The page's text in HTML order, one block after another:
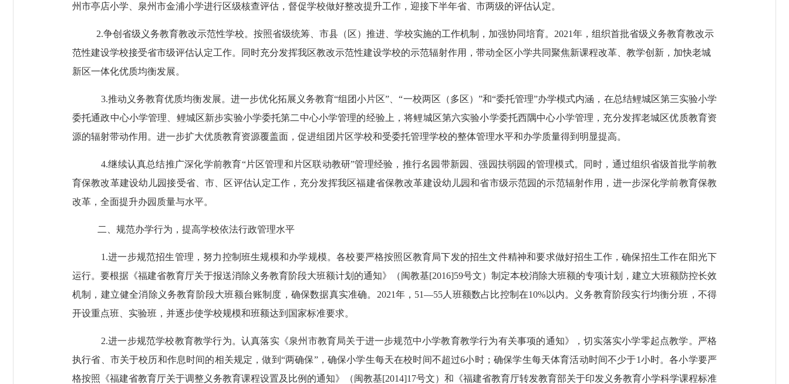
州市亭店小学、泉州市金浦小学进行区级核查评估，督促学校做好整改提升工作，迎接下半年省、市两级的评估认定。
2.争创省级义务教育教改示范性学校。按照省级统筹、市县（区）推进、学校实施的工作机制，加强协同培育。 2021年，组织首批省级义务教育教改示
范性建设学校接受省市级评估认定工作。同时充分发挥我区教改示范性建设学校的示范辐射作用，带动全区小学共同聚焦新课程改革、教学创新，加快老城
新区一体化优质均衡发展。
3.推动义务教育优质均衡发展。进一步优化拓展义务教育“组团小片区”、“一校两区（多区）”和“委托管理”办学模式内涵，在总结鲤城区第三实验小学
委托通政中心小学管理、鲤城区新步实验小学委托第二中心小学管理的经验上，将鲤城区第六实验小学委托西隅中心小学管理，充分发挥老城区优质教育资
源的辐射带动作用。进一步扩大优质教育资源覆盖面，促进组团片区学校和受委托管理学校的整体管理水平和办学质量得到明显提高。
4.继续认真总结推广深化学前教育“片区管理和片区联动教研”管理经验，推行名园带新园、强园扶弱园的管理模式。同时，通过组织省级首批学前教
育保教改革建设幼儿园接受省、市、区评估认定工作，充分发挥我区福建省保教改革建设幼儿园和省市级示范园的示范辐射作用，进一步深化学前教育保教
改革，全面提升办园质量与水平。
二、规范办学行为，提高学校依法行政管理水平
1.进一步规范招生管理，努力控制班生规模和办学规模。各校要严格按照区教育局下发的招生文件精神和要求做好招生工作，确保招生工作在阳光下
运行。要根据《福建省教育厅关于报送消除义务教育阶段大班额计划的通知》（闽教基[2016]59号文）制定本校消除大班额的专项计划，建立大班额防控长效
机制，建立健全消除义务教育阶段大班额台账制度，确保数据真实准确。 2021年， 51—55 人班额数占比控制在10% 以内。
义务教育阶段实行均衡分班，不得
开设重点班、实验班，并逐步使学校规模和班额达到国家标准要求。
2.进一步规范学校教育教学行为。认真落实《泉州市教育局关于进一步规范中小学教育教学行为有关事项的通知》，切实落实小学零起点教学。严格
执行省、市关于校历和作息时间的相关规定，做到“两确保”，确保小学生每天在校时间不超过6小时；确保学生每天体育活动时间不少于1小时。各小学要严
格按照《福建省教育厅关于调整义务教育课程设置及比例的通知》（闽教基[2014]17号文）和《福建省教育厅转发教育部关于印发义务教育小学科学课程标准